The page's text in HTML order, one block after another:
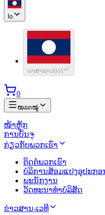
lo
ພາສາລາວ( lo)
0
ໝວດໝູ່
ໜ້າຫຼັກ
ການບັນຈຸ
ກ່ຽວກັບພວກເຮົາ
ຕິດຕໍ່ພວກເຮົາ
ບໍລິການສ້ອມແປງອຸປະກອ
ພະນັກງານ
ວັດທະນາທຳບໍລິສັດ
ຂ່າວສານ-ເວທີ